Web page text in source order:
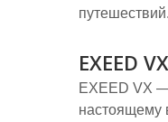
путешествий.
EXEED VX
EXEED VX
настоящему